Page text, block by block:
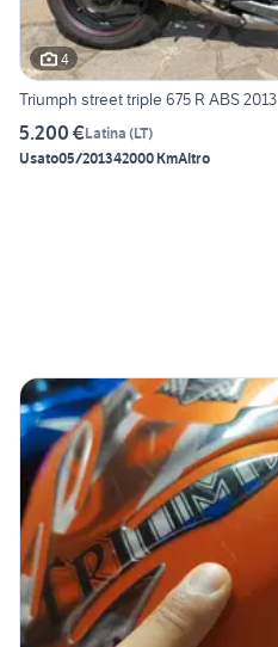
4
Triumph street triple 675 R ABS 2013
5.200 €Latina (LT)
Usato05/201342000 KmAltro